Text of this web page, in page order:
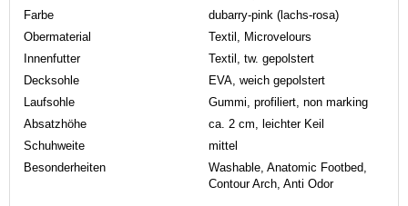
Farbe
dubarry-pink (lachs-rosa)
Obermaterial
Textil, Microvelours
Innenfutter
Textil, tw. gepolstert
Decksohle
EVA, weich gepolstert
Laufsohle
Gummi, profiliert, non marking
Absatzhöhe
ca. 2 cm, leichter Keil
Schuhweite
mittel
Besonderheiten
Washable, Anatomic Footbed,
Contour Arch, Anti Odor